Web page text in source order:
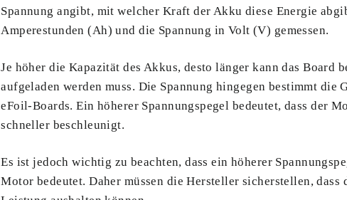
Spannung angibt, mit welcher Kraft der Akku diese Energie
Amperestunden (Ah) und die Spannung in Volt (V) gemessen.
Je höher die Kapazität des Akkus, desto länger kann das Board
aufgeladen werden muss. Die Spannung hingegen bestimmt die
eFoil-Boards. Ein höherer Spannungspegel bedeutet, dass der
schneller beschleunigt.
Es ist jedoch wichtig zu beachten, dass ein höherer
Motor bedeutet. Daher müssen die Hersteller sicherstellen, dass